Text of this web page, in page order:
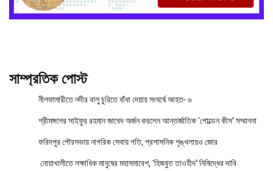
সাম্প্রতিক পোস্ট
নীলফামারীতে নদীর বালু চুরিতে বাঁধা দেয়ায় সংঘর্ষে আহত- ৬
শ্রীমঙ্গলের সাইফুর রহমান জাবেদ অর্জন করলেন আন্তর্জাতিক ‘গোল্ডেন কীস’ সম্মাননা
ফরিদপুর পৌরসভায় নাগরিক সেবায় গতি, প্রশাসনিক শৃঙ্খলায়ও জোর
নোয়াখালীতে লক্ষাধিক মানুষের মহাসমাবেশ, ‘হিজবুত তাওহীদ’ নিষিদ্ধের দাবি